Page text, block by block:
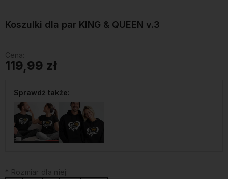
Koszulki dla par KING & QUEEN v.3
Cena:
119,99 zł
Sprawdź także:
* Rozmiar dla niej: